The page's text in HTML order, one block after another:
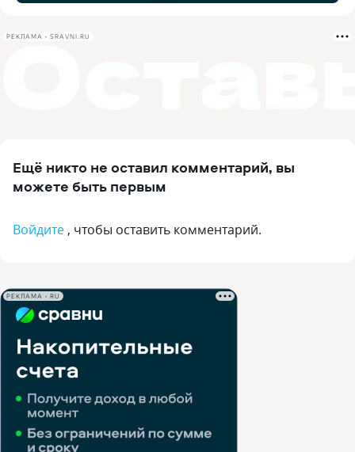
РЕКЛАМА • SRAVNI.RU
Ещё никто не оставил комментарий, вы
можете быть первым
Войдите , чтобы оставить комментарий.
РЕКЛАМА • RU